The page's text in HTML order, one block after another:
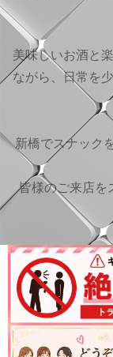
美味しいお酒と
ながら、日常を
新橋でスナック
皆様のご来店を